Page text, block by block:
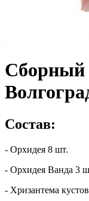
Сборный
Состав:
- Орхидея 8 шт.
- Орхидея Ванда 3
- Хризантема